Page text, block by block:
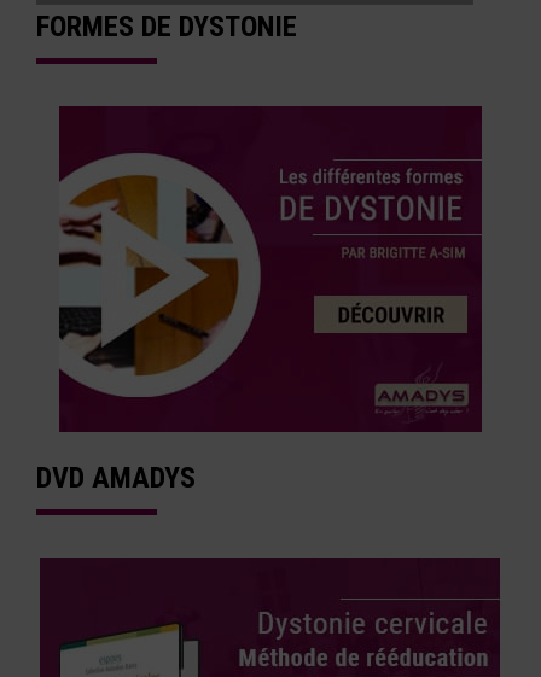
FORMES DE DYSTONIE
DVD AMADYS